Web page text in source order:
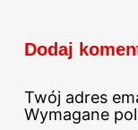
Dodaj
Twój adres
Wymagane